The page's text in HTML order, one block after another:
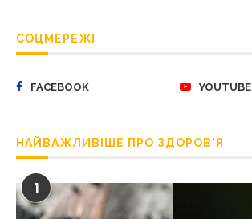
СОЦМЕРЕЖІ
FACEBOOK YOUTUBE
НАЙВАЖЛИВІШЕ ПРО ЗДОРОВ’Я
1